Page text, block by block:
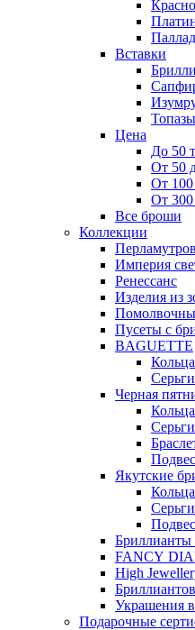
Вставки
Топазы
Цена
До 50
От 50
От 100
От
Все броши
Коллекции
Империя
Ренессанс
Изделия из
Пусеты с
BAGUETTE
Кольца
Серьги
Черная
Кольца
Серьги
Якутские
Кольца
Серьги
Бриллианты
FANCY
High
Украшения
Подарочные